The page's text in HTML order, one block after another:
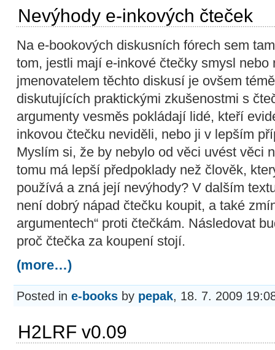
Nevýhody e-inkových čteček
Na e-bookových diskusních fórech sem
tom, jestli mají e-inkové čtečky smysl nebo
jmenovatelem těchto diskusí je ovšem
diskutujících praktickými zkušenostmi s
argumenty vesměs pokládají lidé, kteří
inkovou čtečku neviděli, nebo ji v lepším
Myslím si, že by nebylo od věci uvést věci
tomu má lepší předpoklady než člověk,
používá a zná její nevýhody? V dalším
není dobrý nápad čtečku koupit, a také
argumentech“ proti čtečkám. Následovat
proč čtečka za koupení stojí.
(more…)
Posted in e-books by pepak, 18. 7. 2009
H2LRF v0.09